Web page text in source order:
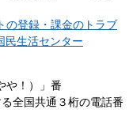
の登録・課金のトラブ
民生活センター
！）」番
全国共通３桁の電話番